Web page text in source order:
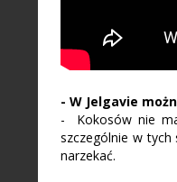
- W Jelgavie
- Kokosów nie
szczególnie w tych
narzekać.